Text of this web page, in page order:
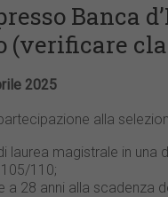
Banca
(verificare
2025
alla
laurea magistrale in una
110;
a 28 anni alla scadenza